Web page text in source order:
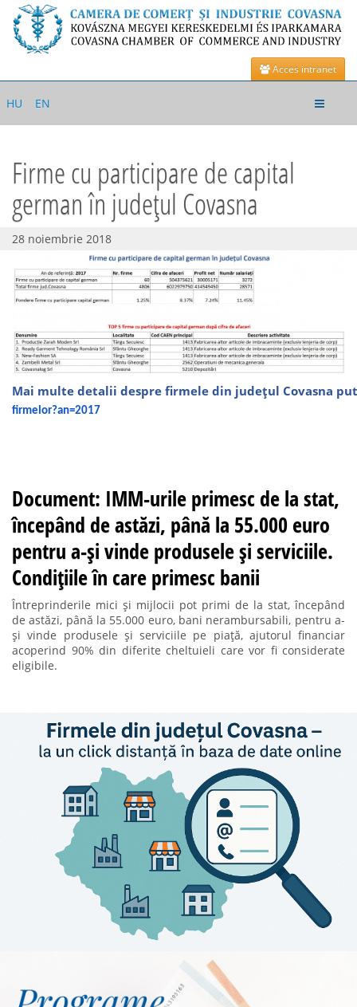
Acces intranet
HU EN
Toggle
Firme cu participare de capital
german în județul Covasna
28 noiembrie 2018
Mai multe detalii despre firmele din județul Covasna
firmelor?an=2017
Document: IMM-urile primesc de la stat,
începând de astăzi, până la 55.000 euro
pentru a-și vinde produsele și serviciile.
Condițiile în care primesc banii
Întreprinderile mici și mijlocii pot primi de la stat, începând
de astăzi, până la 55.000 euro, bani nerambursabili, pentru a-
și vinde produsele și serviciile pe piață, ajutorul financiar
acoperind 90% din diferite cheltuieli care vor fi considerate
eligibile.